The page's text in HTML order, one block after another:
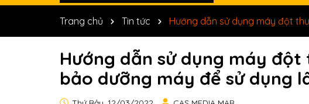
Trang chủ Tin tức Hướng dẫn sử dụng máy đột
Hướng dẫn sử dụng máy đột
bảo dưỡng máy để sử dụng